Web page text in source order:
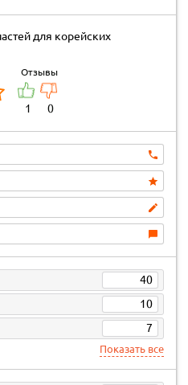
для корейских
Отзывы
1 0
40
10
7
Показать все